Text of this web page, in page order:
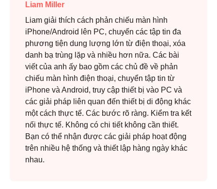
Liam Miller
Liam giải thích cách phản chiếu màn hình
iPhone/Android lên PC, chuyển các tập tin đa
phương tiện dung lượng lớn từ điện thoại, xóa
danh bạ trùng lặp và nhiều hơn nữa. Các bài
viết của anh ấy bao gồm các chủ đề về phản
chiếu màn hình điện thoại, chuyển tập tin từ
iPhone và Android, truy cập thiết bị vào PC và
các giải pháp liên quan đến thiết bị di động khác
một cách thực tế. Các bước rõ ràng. Kiểm tra kết
nối thực tế. Không có chi tiết không cần thiết.
Bạn có thể nhận được các giải pháp hoạt động
trên nhiều hệ thống và thiết lập hàng ngày khác
nhau.